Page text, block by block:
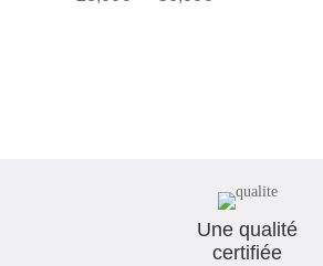
Une qualité
certifiée